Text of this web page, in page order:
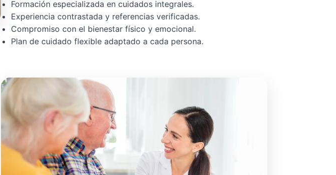
Formación especializada en cuidados integrales.
Experiencia contrastada y referencias verificadas.
Compromiso con el bienestar físico y emocional.
Plan de cuidado flexible adaptado a cada persona.